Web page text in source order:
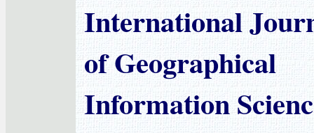
International
of Geographical
Information